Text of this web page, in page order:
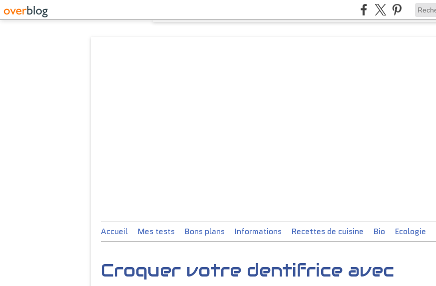
Accueil Mes tests Bons plans Informations Recettes de cuisine Bio Ecologie
Croquer votre dentifrice avec